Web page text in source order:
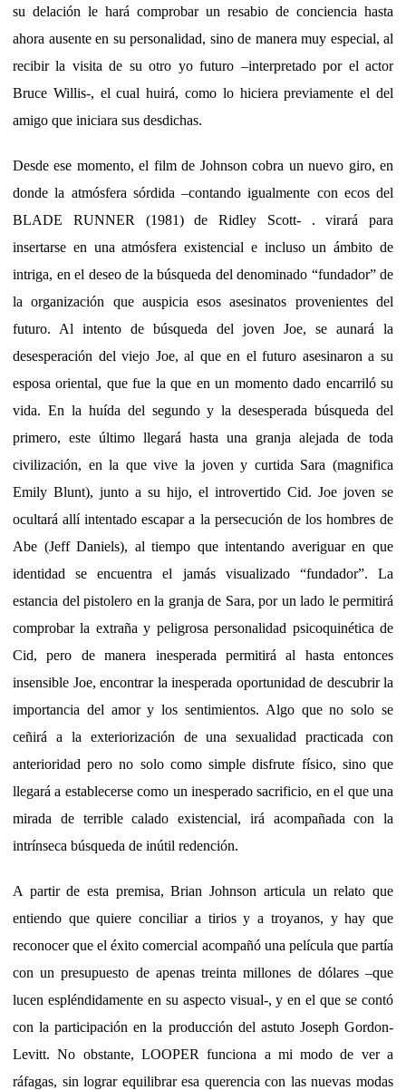
su delación le hará comprobar un resabio de conciencia hasta
ahora ausente en su personalidad, sino de manera muy especial, al
recibir la visita de su otro yo futuro –interpretado por el actor
Bruce Willis-, el cual huirá, como lo hiciera previamente el del
amigo que iniciara sus desdichas.
Desde ese momento, el film de Johnson cobra un nuevo giro, en
donde la atmósfera sórdida –contando igualmente con ecos del
BLADE RUNNER (1981) de Ridley Scott- . virará para
insertarse en una atmósfera existencial e incluso un ámbito de
intriga, en el deseo de la búsqueda del denominado “fundador” de
la organización que auspicia esos asesinatos provenientes del
futuro. Al intento de búsqueda del joven Joe, se aunará la
desesperación del viejo Joe, al que en el futuro asesinaron a su
esposa oriental, que fue la que en un momento dado encarriló su
vida. En la huída del segundo y la desesperada búsqueda del
primero, este último llegará hasta una granja alejada de toda
civilización, en la que vive la joven y curtida Sara (magnifica
Emily Blunt), junto a su hijo, el introvertido Cid. Joe joven se
ocultará allí intentado escapar a la persecución de los hombres de
Abe (Jeff Daniels), al tiempo que intentando averiguar en que
identidad se encuentra el jamás visualizado “fundador”. La
estancia del pistolero en la granja de Sara, por un lado le permitirá
comprobar la extraña y peligrosa personalidad psicoquinética de
Cid, pero de manera inesperada permitirá al hasta entonces
insensible Joe, encontrar la inesperada oportunidad de descubrir la
importancia del amor y los sentimientos. Algo que no solo se
ceñirá a la exteriorización de una sexualidad practicada con
anterioridad pero no solo como simple disfrute físico, sino que
llegará a establecerse como un inesperado sacrificio, en el que una
mirada de terrible calado existencial, irá acompañada con la
intrínseca búsqueda de inútil redención.
A partir de esta premisa, Brian Johnson articula un relato que
entiendo que quiere conciliar a tirios y a troyanos, y hay que
reconocer que el éxito comercial acompañó una película que partía
con un presupuesto de apenas treinta millones de dólares –que
lucen espléndidamente en su aspecto visual-, y en el que se contó
con la participación en la producción del astuto Joseph Gordon-
Levitt. No obstante, LOOPER funciona a mi modo de ver a
ráfagas, sin lograr equilibrar esa querencia con las nuevas modas